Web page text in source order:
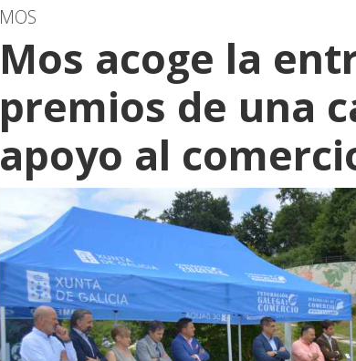
MOS
Mos acoge la
premios de una
apoyo al